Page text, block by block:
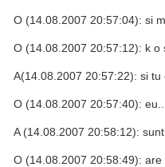
O (14.08.2007 20:57:04): si
O (14.08.2007 20:57:12): k o
A(14.08.2007 20:57:22): si tu
O (14.08.2007 20:57:40):
A (14.08.2007 20:58:12):
O (14.08.2007 20:58:49):